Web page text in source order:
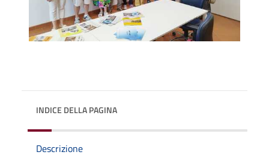
INDICE DELLA PAGINA
Descrizione